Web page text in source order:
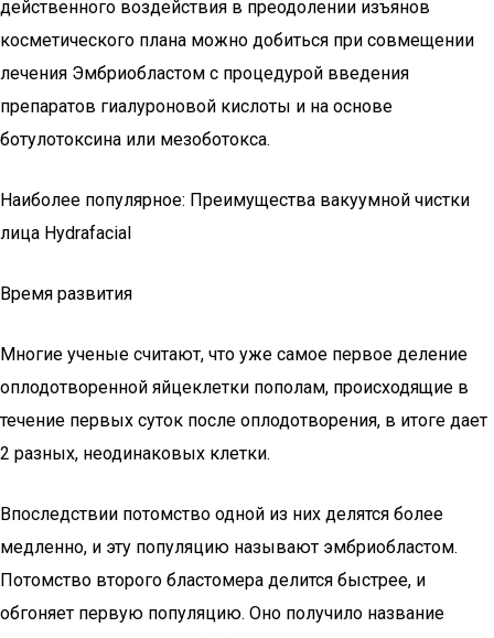
действенного воздействия в преодолении изъянов
косметического плана можно добиться при совмещении
лечения Эмбриобластом с процедурой введения
препаратов гиалуроновой кислоты и на основе
ботулотоксина или мезоботокса.
Наиболее популярное: Преимущества вакуумной чистки
лица Hydrafacial
Время развития
Многие ученые считают, что уже самое первое деление
оплодотворенной яйцеклетки пополам, происходящие в
течение первых суток после оплодотворения, в итоге дает
2 разных, неодинаковых клетки.
Впоследствии потомство одной из них делятся более
медленно, и эту популяцию называют эмбриобластом.
Потомство второго бластомера делится быстрее, и
обгоняет первую популяцию. Оно получило название